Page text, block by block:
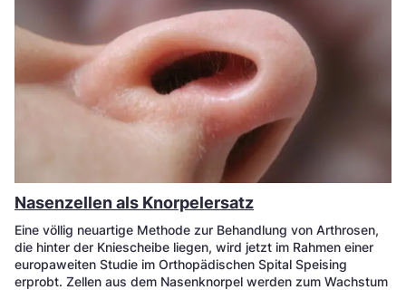
Nasenzellen als Knorpelersatz
Eine völlig neuartige Methode zur Behandlung von Arthrosen,
die hinter der Kniescheibe liegen, wird jetzt im Rahmen einer
europaweiten Studie im Orthopädischen Spital Speising
erprobt. Zellen aus dem Nasenknorpel werden zum Wachstum